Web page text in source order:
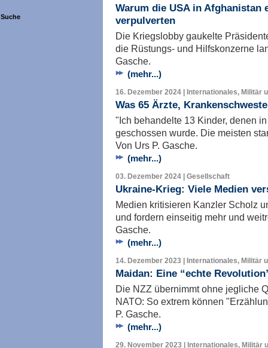
Suche
Warum die USA in
verpulverten
Die Kriegslobby gaukelte
die Rüstungs- und Hilfskonzerne
Gasche.
(mehr...)
16. Dezember 2024 | Internationales, Militär
Was 65 Ärzte,
"Ich behandelte 13 Kinder, denen
geschossen wurde. Die meisten
Von Urs P. Gasche.
(mehr...)
03. Dezember 2024 | Gesellschaft
Ukraine-Krieg: Viele Medien
Medien kritisieren Kanzler Scholz
und fordern einseitig mehr und
Gasche.
(mehr...)
14. Dezember 2023 | Internationales, Militär
Maidan: Eine “echte
Die NZZ übernimmt ohne jegliche
NATO: So extrem können
P. Gasche.
(mehr...)
29. November 2023 | Internationales, Militär